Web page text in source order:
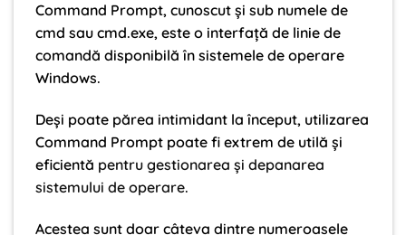
Command Prompt, cunoscut și sub numele de
cmd sau cmd.exe, este o interfață de linie de
comandă disponibilă în sistemele de operare
Windows.
Deși poate părea intimidant la început, utilizarea
Command Prompt poate fi extrem de utilă și
eficientă pentru gestionarea și depanarea
sistemului de operare.
Acestea sunt doar câteva dintre numeroasele